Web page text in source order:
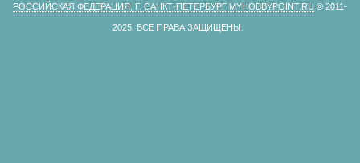
РОССИЙСКАЯ ФЕДЕРАЦИЯ, Г. САНКТ-ПЕТЕРБУРГ MYHOBBYPOINT.RU © 2011-
2025. ВСЕ ПРАВА ЗАЩИЩЕНЫ.